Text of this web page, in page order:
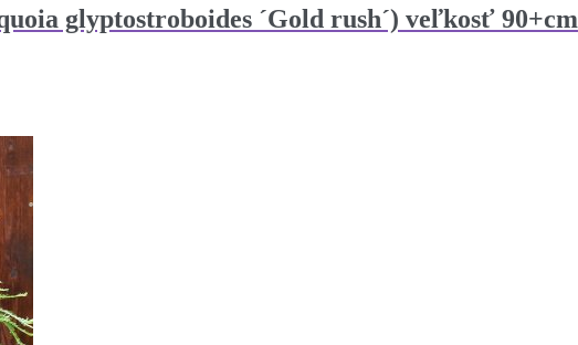
glyptostroboides ´Gold rush´) veľkosť 90+cm